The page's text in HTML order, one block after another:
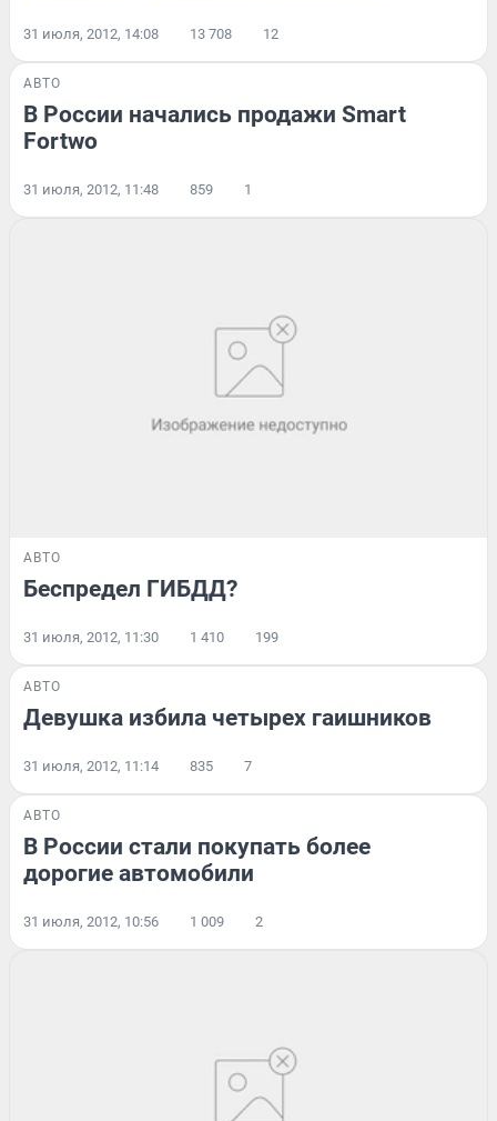
31 июля, 2012, 14:08 13 708 12
АВТО
В России начались продажи Smart
Fortwo
31 июля, 2012, 11:48 859 1
АВТО
Беспредел ГИБДД?
31 июля, 2012, 11:30 1 410 199
АВТО
Девушка избила четырех гаишников
31 июля, 2012, 11:14 835 7
АВТО
В России стали покупать более
дорогие автомобили
31 июля, 2012, 10:56 1 009 2